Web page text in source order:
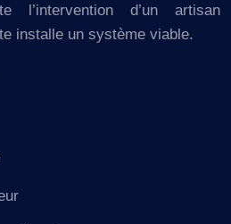
l’intervention d’un artisan
installe un système viable.